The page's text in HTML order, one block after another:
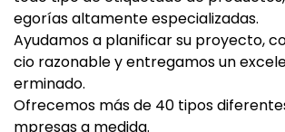
egorías altamente especializadas.
Ayudamos a planificar su proyecto,
cio razonable y entregamos un
erminado.
Ofrecemos más de 40 tipos
mpresas a medida.